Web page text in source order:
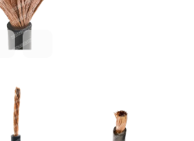
Кабели
изоляцией